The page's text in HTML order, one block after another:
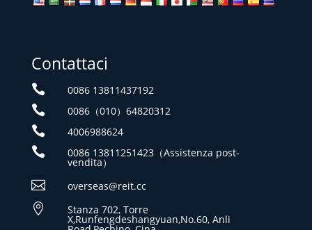
Contattaci
 0086 13811437192
 0086（010）64820312
 4006988624
 0086 13811251423（Assistenza post-
vendita）
 overseas@reit.cc
 Stanza 702, Torre
X,Runfengdeshangyuan,No.60, Anli